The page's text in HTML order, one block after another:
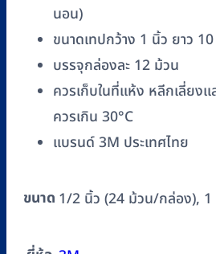
ม้วน/
กล่อง)
ชิ้น
นอน)
ขนาดเทปกว้าง 1 นิ้ว ยาว
บรรจุกล่องละ 12 ม้วน
ควรเก็บในที่แห้ง หลีกเลี่ยง
ควรเกิน 30°C
แบรนด์ 3M ประเทศไทย
ขนาด 1/2 นิ้ว (24 ม้วน/กล่อง),